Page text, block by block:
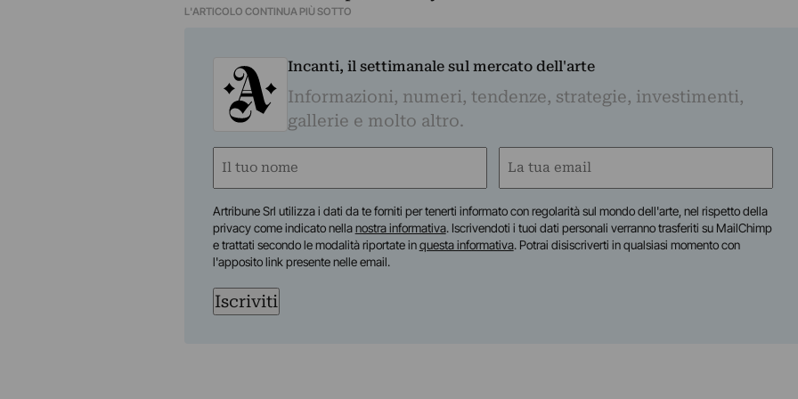
L'ARTICOLO CONTINUA PIÙ SOTTO
Incanti, il settimanale sul mercato dell'arte
Informazioni, numeri, tendenze, strategie, investimenti,
gallerie e molto altro.
Nome
Email
Artribune Srl utilizza i dati da te forniti per tenerti informato con regolarità sul mondo dell'arte, nel rispetto della
privacy come indicato nellanostra informativa. Iscrivendoti i tuoi dati personali verranno trasferiti su MailChimp
e trattati secondo le modalità riportate inquesta informativa. Potrai disiscriverti in qualsiasi momento con
l'apposito link presente nelle email.
Iscriviti